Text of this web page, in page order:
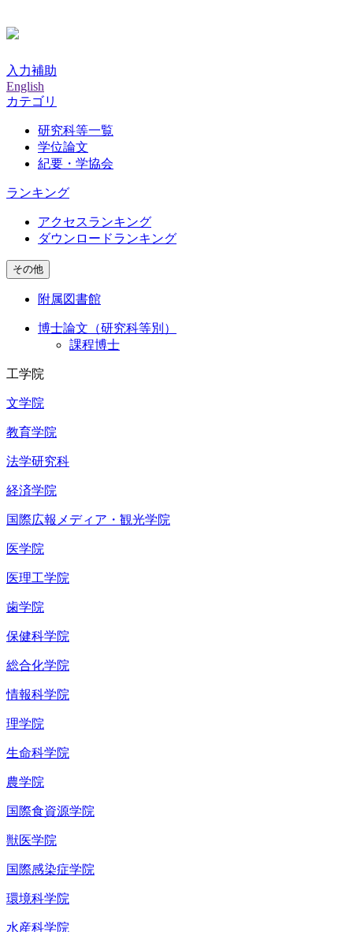
入力補助
English
カテゴリ
研究科等一覧
学位論文
紀要・学協会
ランキング
アクセスランキング
ダウンロードランキング
その他
附属図書館
博士論文（研究科等別）
課程博士
工学院
文学院
教育学院
法学研究科
経済学院
国際広報メディア・観光学院
医学院
医理工学院
歯学院
保健科学院
総合化学院
情報科学院
理学院
生命科学院
農学院
国際食資源学院
獣医学院
国際感染症学院
環境科学院
水産科学院